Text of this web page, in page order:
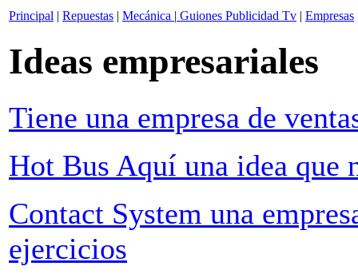
Principal | Repuestas | Mecánica | Guiones Publicidad Tv | Empresas
Ideas empresariales
Tiene una empresa de
Hot Bus Aquí una idea que
Contact System una
ejercicios